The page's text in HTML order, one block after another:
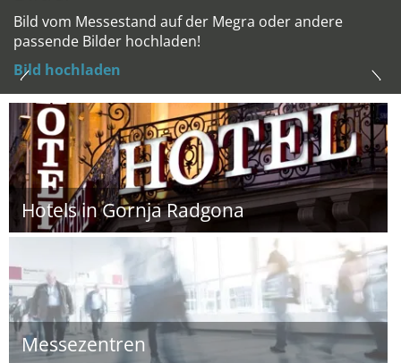
Bild vom Messestand auf der Megra oder andere
passende Bilder hochladen!
Bild hochladen
Hotels in Gornja Radgona
Messezentren